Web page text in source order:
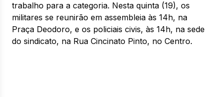
trabalho para a categoria. Nesta quinta (19), os
militares se reunirão em assembleia às 14h, na
Praça Deodoro, e os policiais civis, às 14h, na sede
do sindicato, na Rua Cincinato Pinto, no Centro.